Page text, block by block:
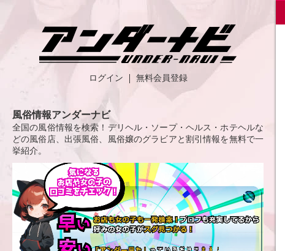
ログイン 無料会員登録
風俗情報アンダーナビ
全国の風俗情報を検索！デリヘル・ソープ・ヘルス・ホテヘルな
どの風俗店、出張風俗、風俗嬢のグラビアと割引情報を無料で一
挙紹介。